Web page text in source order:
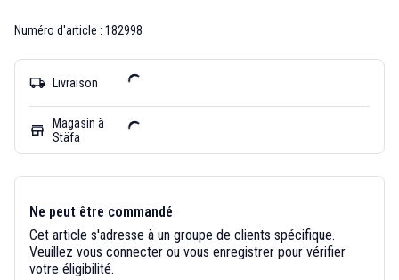
Numéro d'article : 182998
local_shipping Livraison
store
Magasin à
Stäfa
Ne peut être commandé
Cet article s'adresse à un groupe de clients spécifique.
Veuillez vous connecter ou vous enregistrer pour vérifier
votre éligibilité.